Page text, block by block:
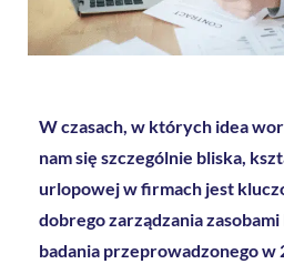
W czasach, w których idea
nam się szczególnie bliska,
urlopowej w firmach jest
dobrego zarządzania
badania przeprowadzonego w